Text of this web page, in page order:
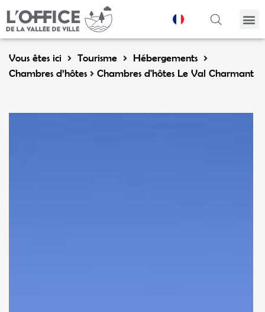
Vous êtes ici Tourisme
Hébergements
Chambres d’hôtes
Chambres d'hôtes Le Val Charmant
Panneau de gestion des cookies